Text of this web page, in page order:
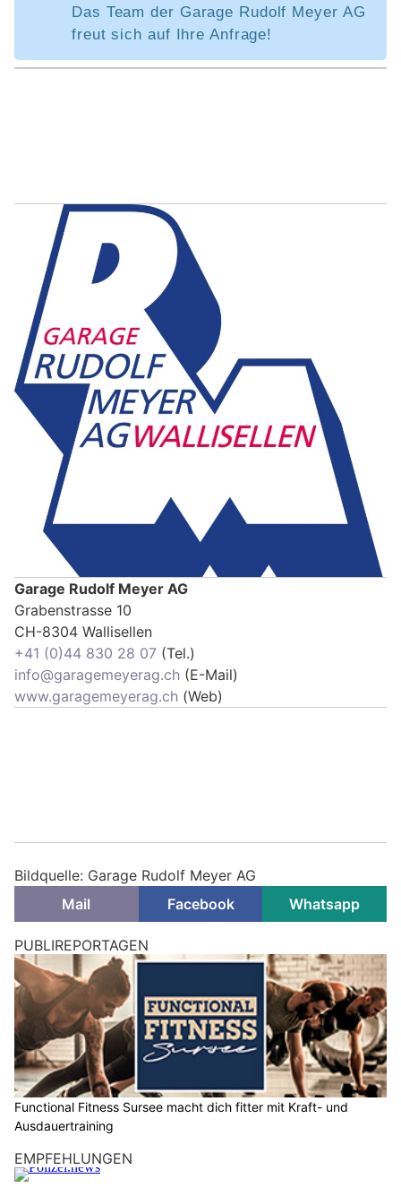
Das Team der Garage Rudolf Meyer AG
freut sich auf Ihre Anfrage!
Garage Rudolf Meyer AG
Grabenstrasse 10
CH-8304 Wallisellen
+41 (0)44 830 28 07 (Tel.)
info@garagemeyerag.ch (E-Mail)
www.garagemeyerag.ch (Web)
Bildquelle: Garage Rudolf Meyer AG
Mail
Facebook Whatsapp
PUBLIREPORTAGEN
Functional Fitness Sursee macht dich fitter mit Kraft- und
Ausdauertraining
EMPFEHLUNGEN